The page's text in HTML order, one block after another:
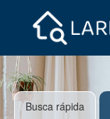
Busca rápida